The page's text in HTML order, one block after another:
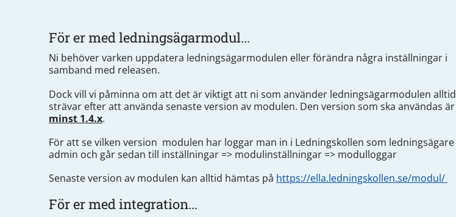
För er med ledningsägarmodul...
Ni behöver varken uppdatera ledningsägarmodulen eller förändra några inställningar i
samband med releasen.
Dock vill vi påminna om att det är viktigt att ni som använder ledningsägarmodulen alltid
strävar efter att använda senaste version av modulen. Den version som ska användas är
minst 1.4.x.
För att se vilken version modulen har loggar man in i Ledningskollen som ledningsägare
admin och går sedan till inställningar => modulinställningar => modulloggar
Senaste version av modulen kan alltid hämtas på https://ella.ledningskollen.se/modul/
För er med integration...